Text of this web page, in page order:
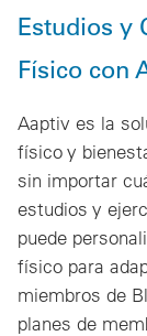
Estudios y
Físico con
Aaptiv es la
físico y
sin importar
estudios y
puede
físico para
miembros de
planes de